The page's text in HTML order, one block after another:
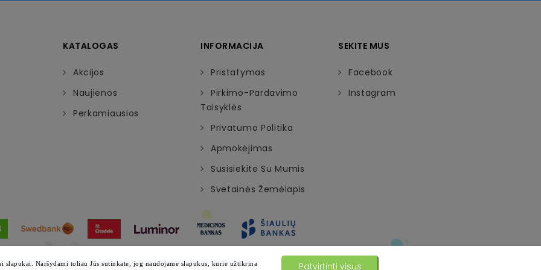
KATALOGAS
Akcijos
Naujienos
Perkamiausios
INFORMACIJA
Pristatymas
Pirkimo-Pardavimo
Taisyklės
Privatumo Politika
Apmokėjimas
Susisiekite Su Mumis
Svetainės Žemėlapis
SEKITE MUS
Facebook
Instagram
slapukai. Naršydami toliau Jūs sutinkate, jog naudojame slapukus, kurie užtikrina Patvirtinti visus
© 2026 - Visos teisės saugomos emazylis.lt